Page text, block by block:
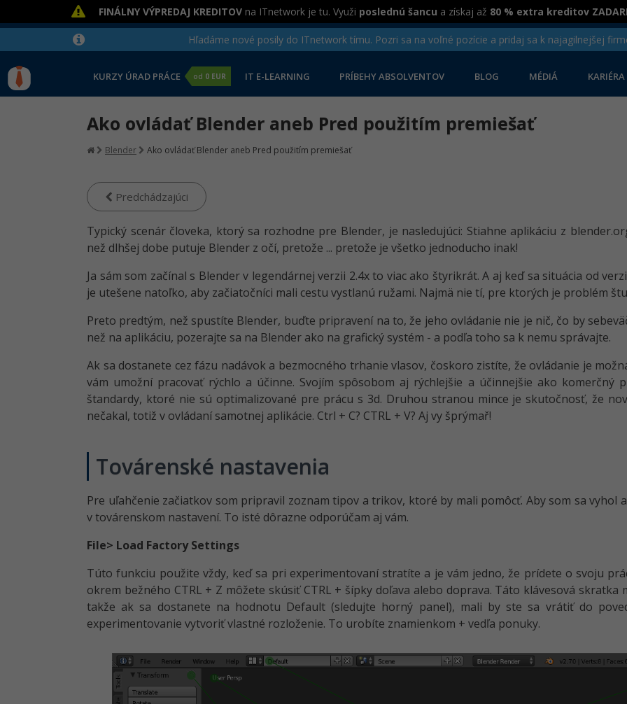
FINÁLNY VÝPREDAJ KREDITOV na ITnetwork je tu. Využi poslednú šancu a získaj až 80 % extra kreditov
Hľadáme nové posily do ITnetwork tímu. Pozri sa na voľné pozície a pridaj sa k najagilnejšej
KURZY ÚRAD PRÁCE od 0 EUR IT E-LEARNING PRÍBEHY ABSOLVENTOV BLOG MÉDIÁ KARIÉRA
Ako ovládať Blender aneb Pred použitím premiešať
Blender Ako ovládať Blender aneb Pred použitím premiešať
Predchádzajúci
Typický scenár človeka, ktorý sa rozhodne pre Blender, je nasledujúci: Stiahne aplikáciu z
než dlhšej dobe putuje Blender z očí, pretože ... pretože je všetko jednoducho inak!
Ja sám som začínal s Blender v legendárnej verzii 2.4x to viac ako štyrikrát. A aj keď sa situácia od
je utešene natoľko, aby začiatočníci mali cestu vystlanú ružami. Najmä nie tí, pre ktorých je problém
Preto predtým, než spustíte Blender, buďte pripravení na to, že jeho ovládanie nie je nič, čo by
než na aplikáciu, pozerajte sa na Blender ako na grafický systém - a podľa toho sa k nemu správajte.
Ak sa dostanete cez fázu nadávok a bezmocného trhanie vlasov, čoskoro zistíte, že ovládanie je
vám umožní pracovať rýchlo a účinne. Svojím spôsobom aj rýchlejšie a účinnejšie ako komerčný
štandardy, ktoré nie sú optimalizované pre prácu s 3d. Druhou stranou mince je skutočnosť, že
nečakal, totiž v ovládaní samotnej aplikácie. Ctrl + C? CTRL + V? Aj vy šprýmař!
Továrenské nastavenia
Pre uľahčenie začiatkov som pripravil zoznam tipov a trikov, ktoré by mali pomôcť. Aby som sa vyhol
v továrenskom nastavení. To isté dôrazne odporúčam aj vám.
File> Load Factory Settings
Túto funkciu použite vždy, keď sa pri experimentovaní stratíte a je vám jedno, že prídete o svoju
okrem bežného CTRL + Z môžete skúsiť CTRL + šípky doľava alebo doprava. Táto klávesová
takže ak sa dostanete na hodnotu Default (sledujte horný panel), mali by ste sa vrátiť do
experimentovanie vytvoriť vlastné rozloženie. To urobíte znamienkom + vedľa ponuky.